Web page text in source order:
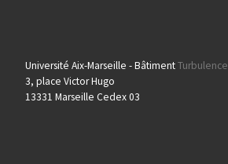
Université Aix-Marseille - BâtimentTurbulence
3, place Victor Hugo
13331 Marseille Cedex 03